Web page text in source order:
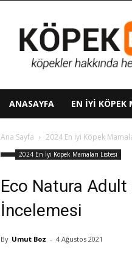
Köpek
Blog
ANASAYFA EN İYI KÖPEK
Ana Sayfa 2024 En İyi Köpek
2024 En İyi Köpek Mamaları Listesi
Eco Natura
İncelemesi
By Umut Boz - 4 Ağustos 2021